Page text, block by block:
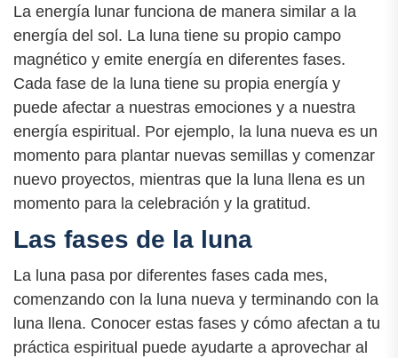
La energía lunar funciona de manera similar a la
energía del sol. La luna tiene su propio campo
magnético y emite energía en diferentes fases.
Cada fase de la luna tiene su propia energía y
puede afectar a nuestras emociones y a nuestra
energía espiritual. Por ejemplo, la luna nueva es un
momento para plantar nuevas semillas y comenzar
nuevo proyectos, mientras que la luna llena es un
momento para la celebración y la gratitud.
Las fases de la luna
La luna pasa por diferentes fases cada mes,
comenzando con la luna nueva y terminando con la
luna llena. Conocer estas fases y cómo afectan a tu
práctica espiritual puede ayudarte a aprovechar al